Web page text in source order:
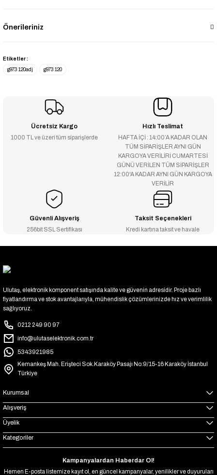
Önerileriniz
Etiketler :
g973 120adj
g973 120
Ücretsiz Kargo
1000 TL ve üzeri tüm siparişlerde
Hızlı Teslimat
HAFTA İÇİ : 14:00’A KADAR OLAN
TÜM SİPARİŞLER AYNI GÜN
KARGOYA VERİLİRİ CUMARTESİ
GÜNÜ VERİLEN TÜM SİPARİŞLER
12:00'A KADAR AYNI GÜN KARGOYA
VERİLİR
Güvenli Alışveriş
256bit SSL Sertifikası
Taksit Seçenekleri
Kredi kartına taksit ve havale
Ulutaş, elektronik komponent satışında kalite ve güvenin adresidir. Proje bazlı
fiyatlandırma ve stok avantajlarıyla, mühendislik çözümlerinizde hız ve verimlilik
sağlıyoruz.
0212 249 90 97
info@ulutaselektronik.com.tr
5343921985
Kemankeş Mah. Erişteci Sok.Karaköy Pasajı No:9/15-16 Karaköy İstanbul
Türkiye
Kurumsal
Alışveriş
Üyelik
Kategoriler
Kampanyalardan Haberdar Ol!
Hemen E-posta listemize kayıt ol, en güncel kampanyalar, yenilikler ve duyuruları